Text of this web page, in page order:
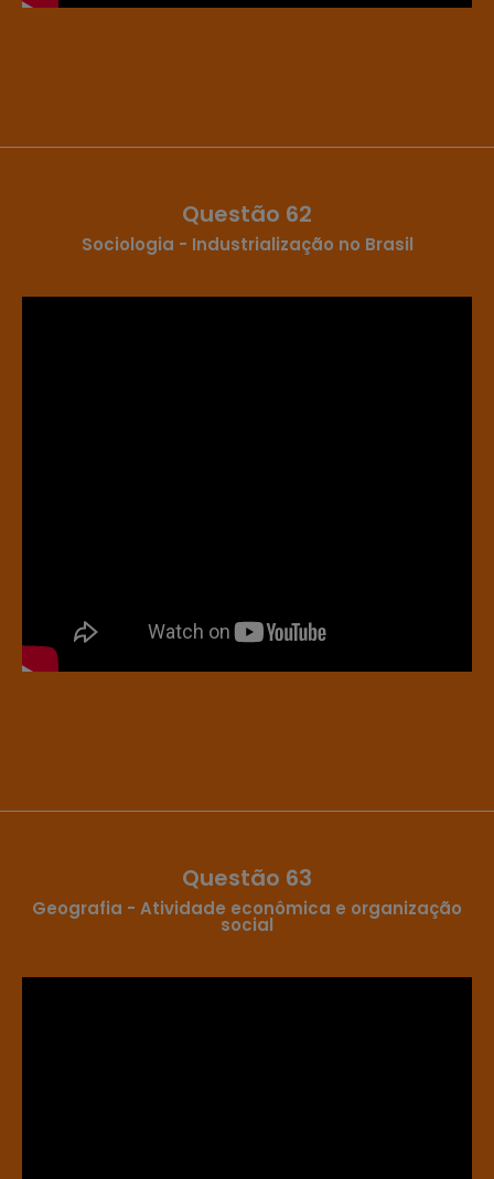
Questão 62
Sociologia - Industrialização no Brasil
Questão 63
Geografia - Atividade econômica e organização
social